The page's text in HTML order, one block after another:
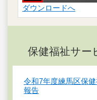
ダウンロードへ
保健福祉サー
令和7年度練馬区保
報告